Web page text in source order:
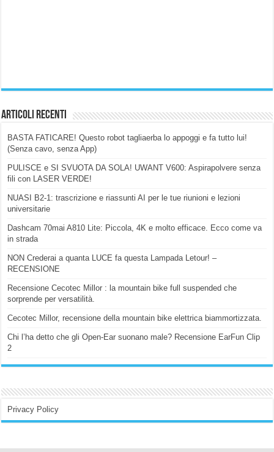
Articoli Recenti
BASTA FATICARE! Questo robot tagliaerba lo appoggi e fa tutto lui!
(Senza cavo, senza App)
PULISCE e SI SVUOTA DA SOLA! UWANT V600: Aspirapolvere senza
fili con LASER VERDE!
NUASI B2-1: trascrizione e riassunti AI per le tue riunioni e lezioni
universitarie
Dashcam 70mai A810 Lite: Piccola, 4K e molto efficace. Ecco come va
in strada
NON Crederai a quanta LUCE fa questa Lampada Letour! –
RECENSIONE
Recensione Cecotec Millor : la mountain bike full suspended che
sorprende per versatilità.
Cecotec Millor, recensione della mountain bike elettrica biammortizzata.
Chi l’ha detto che gli Open-Ear suonano male? Recensione EarFun Clip
2
Privacy Policy